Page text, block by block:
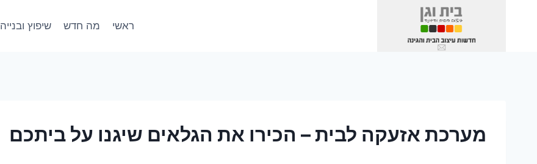
ראשי מה חדש שיפוץ ובנייה
מערכת אזעקה לבית – הכירו את הגלאים שיגנו על ביתכם